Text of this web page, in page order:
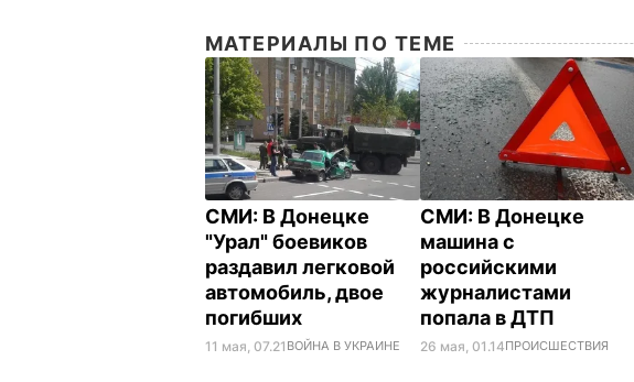
МАТЕРИАЛЫ ПО ТЕМЕ
СМИ: В Донецке
"Урал" боевиков
раздавил легковой
автомобиль, двое
погибших
11 мая, 07.21 ВОЙНА В УКРАИНЕ
СМИ: В Донецке
машина с
российскими
журналистами
попала в ДТП
26 мая, 01.14ПРОИСШЕСТВИЯ